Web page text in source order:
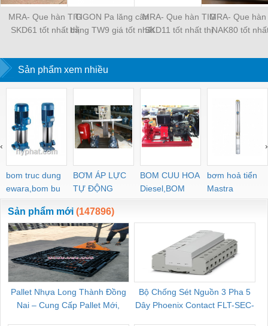
MRA- Que hàn TIG
SKD61 tốt nhất thị
TIGON Pa lăng cân
bằng TW9 giá tốt nhất
MRA- Que hàn TIG
SKD11 tốt nhất thị
MRA- Que hàn
NAK80 tốt
Sản phẩm xem nhiều
bom truc dung
ewara,bom bu
ewara
BƠM ÁP LỰC
TỰ ĐỘNG
BOM CUU HOA
Diesel,BOM
CHUA CHAY
bơm hoả tiển
Mastra
‹ ›
Sản phẩm mới (147896)
Pallet Nhựa Long Thành Đồng
Nai – Cung Cấp Pallet Mới,
Bộ Chống Sét Nguồn 3 Pha 5
Dây Phoenix Contact FLT-SEC-